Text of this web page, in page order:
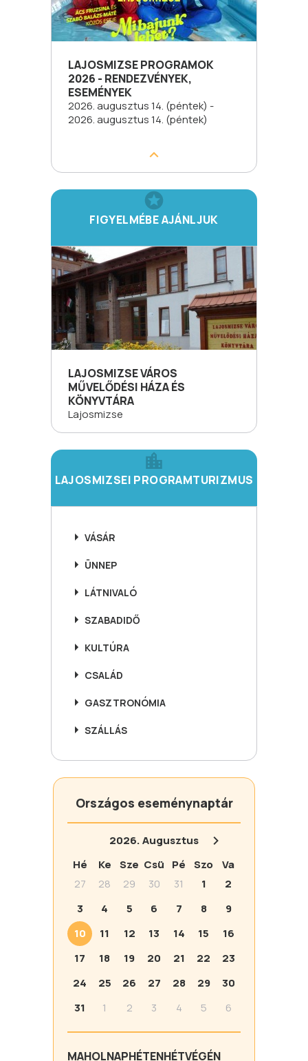
LAJOSMIZSE PROGRAMOK
2026 - RENDEZVÉNYEK,
ESEMÉNYEK
2026. augusztus 14. (péntek) -
2026. augusztus 14. (péntek)
FIGYELMÉBE AJÁNLJUK
LAJOSMIZSE VÁROS
MŰVELŐDÉSI HÁZA ÉS
KÖNYVTÁRA
Lajosmizse
LAJOSMIZSEI PROGRAMTURIZMUS
VÁSÁR
ÜNNEP
LÁTNIVALÓ
SZABADIDŐ
KULTÚRA
CSALÁD
GASZTRONÓMIA
SZÁLLÁS
Országos eseménynaptár
2026.Augusztus
Hé
Ke Sze Csü Pé Szo
Va
27
28 29 30 31 1
2
3
4 5 6 7 8
9
10
11 12 13 14 15
16
17
18 19 20 21 22
23
24
25 26 27 28 29
30
31
1 2 3 4 5 6
MAHOLNAPHÉTENHÉTVÉGÉN